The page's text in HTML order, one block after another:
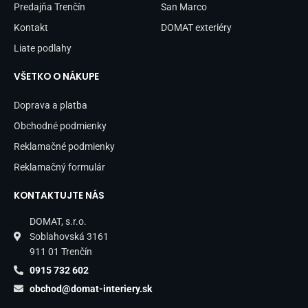
Predajňa Trenčín
Kontakt
Liate podlahy
San Marco
DOMAT exteriéry
VŠETKO O NÁKUPE
Doprava a platba
Obchodné podmienky
Reklamačné podmienky
Reklamačný formulár
KONTAKTUJTE NÁS
DOMAT, s.r.o.
Soblahovská 3161
911 01 Trenčín
0915 732 602
obchod@domat-interiery.sk